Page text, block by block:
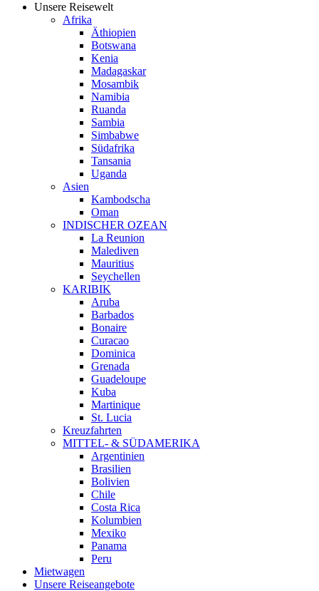
Unsere Reisewelt
Afrika
Äthiopien
Botswana
Kenia
Madagaskar
Mosambik
Namibia
Ruanda
Sambia
Simbabwe
Südafrika
Tansania
Uganda
Asien
Kambodscha
Oman
INDISCHER OZEAN
La Reunion
Malediven
Mauritius
Seychellen
KARIBIK
Aruba
Barbados
Bonaire
Curacao
Dominica
Grenada
Guadeloupe
Kuba
Martinique
St. Lucia
Kreuzfahrten
MITTEL- & SÜDAMERIKA
Argentinien
Brasilien
Bolivien
Chile
Costa Rica
Kolumbien
Mexiko
Panama
Peru
Mietwagen
Unsere Reiseangebote